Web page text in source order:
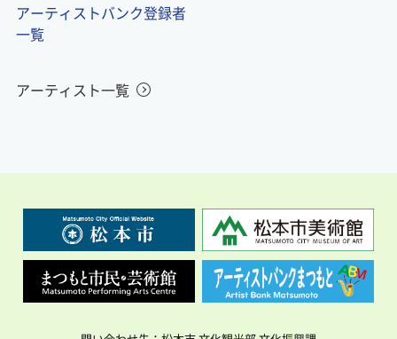
アーティストバンク登録者
一覧
アーティスト一覧